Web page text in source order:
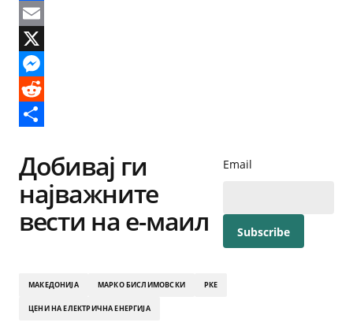
Facebook
Email
X
Messenger
Reddit
Добивај ги
најважните
вести на е-маил
Email
МАКЕДОНИЈА МАРКО БИСЛИМОВСКИ РКЕ
ЦЕНИ НА ЕЛЕКТРИЧНА ЕНЕРГИЈА